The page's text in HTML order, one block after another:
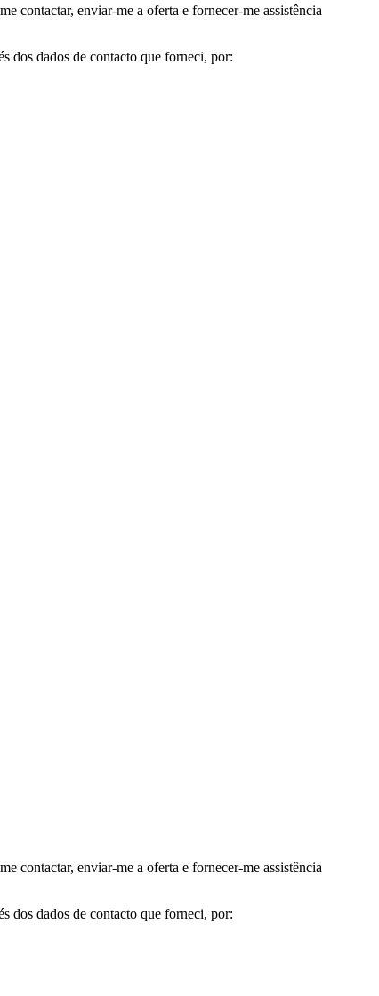
contactar, enviar-me a oferta e fornecer-me assistência
dos dados de contacto que forneci, por:
contactar, enviar-me a oferta e fornecer-me assistência
dos dados de contacto que forneci, por: